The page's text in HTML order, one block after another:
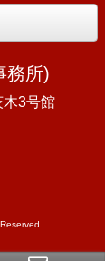
務所)
木3号館